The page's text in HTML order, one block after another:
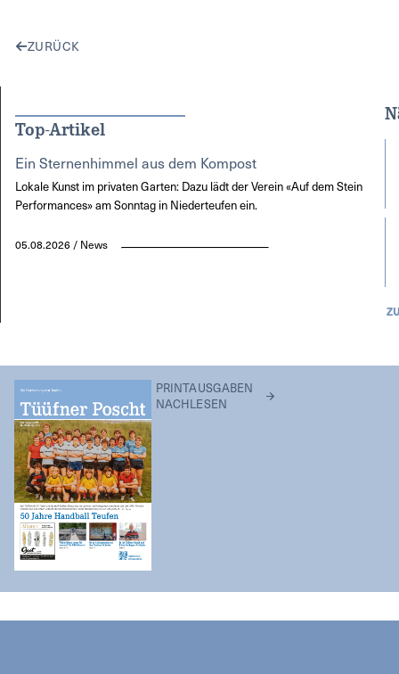
ZURÜCK
Top-Artikel
Ein Sternenhimmel aus dem Kompost
Lokale Kunst im privaten Garten: Dazu lädt der Verein «Auf dem Stein
Performances» am Sonntag in Niederteufen ein.
05.08.2026 / News
PRINTAUSGABEN
NACHLESEN